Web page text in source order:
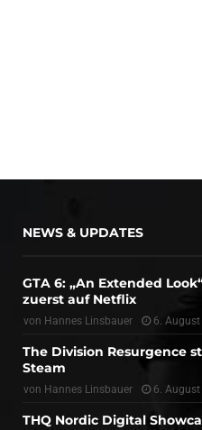
NEWS & UPDATES
GTA 6: „An Extended
zuerst auf Netflix
von Hannes Linsbauer 6.
The Division Resurgence
Steam
von Hannes Linsbauer 6.
THQ Nordic Digital